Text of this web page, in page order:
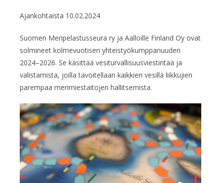
Ajankohtaista 10.02.2024
Suomen Meripelastusseura ry ja Aalloille Finland Oy ovat
solmineet kolmevuotisen yhteistyökumppanuuden
2024–2026. Se käsittää vesiturvallisuusviestintää ja
valistamista, joilla tavoitellaan kaikkien vesillä liikkujien
parempaa merimiestaitojen hallitsemista.